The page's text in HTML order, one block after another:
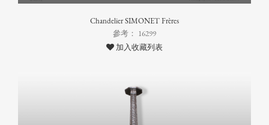
Chandelier SIMONET Frères
參考： 16299
加入收藏列表